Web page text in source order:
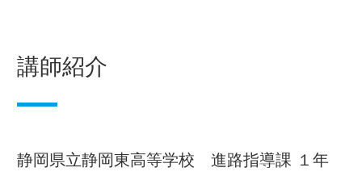
講師紹介
静岡県立静岡東高等学校 進路指導課 １年